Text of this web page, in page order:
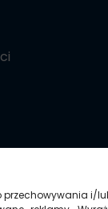
i/